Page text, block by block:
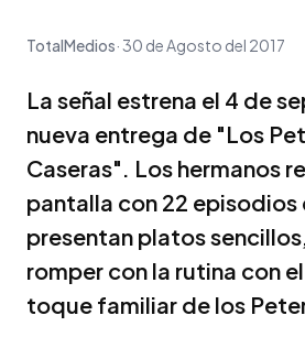
TotalMedios 30 de Agosto del 2017
La señal estrena el 4 de
nueva entrega de "Los
Caseras". Los hermanos
pantalla con 22 episodios
presentan platos
romper con la rutina con
toque familiar de los